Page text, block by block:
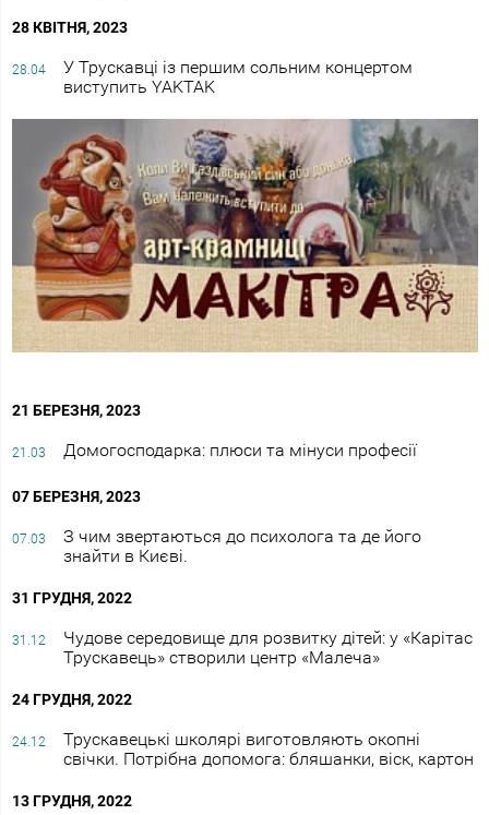
28 КВІТНЯ, 2023
28.04
У Трускавці із першим сольним концертом
виступить YAKTAK
21 БЕРЕЗНЯ, 2023
21.03 Домогосподарка: плюси та мінуси професії
07 БЕРЕЗНЯ, 2023
07.03
З чим звертаються до психолога та де його
знайти в Києві.
31 ГРУДНЯ, 2022
31.12
Чудове середовище для розвитку дітей: у «Карітас
Трускавець» створили центр «Малеча»
24 ГРУДНЯ, 2022
24.12
Трускавецькі школярі виготовляють окопні
свічки. Потрібна допомога: бляшанки, віск, картон
13 ГРУДНЯ, 2022